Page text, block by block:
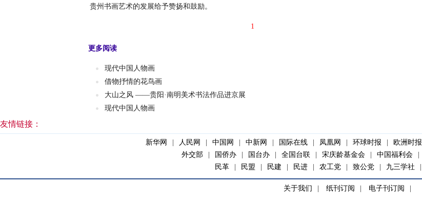
贵州书画艺术的发展给予赞扬和鼓励。
1
更多阅读
现代中国人物画
借物抒情的花鸟画
大山之风 ——贵阳·南明美术书法作品进京展
现代中国人物画
友情链接：
新华网 人民网 中国网 中新网 国际在线 凤凰网 环球时报 欧洲时报
外交部
国侨办 国台办 全国台联 宋庆龄基金会 中国福利会
民革
民盟 民建 民进 农工党 致公党 九三学社
关于我们 纸刊订阅 电子刊订阅